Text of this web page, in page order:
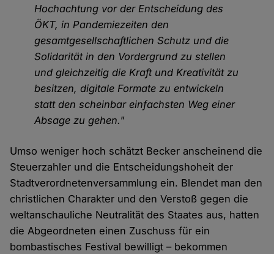
Hochachtung vor der Entscheidung des
ÖKT, in Pandemiezeiten den
gesamtgesellschaftlichen Schutz und die
Solidarität in den Vordergrund zu stellen
und gleichzeitig die Kraft und Kreativität zu
besitzen, digitale Formate zu entwickeln
statt den scheinbar einfachsten Weg einer
Absage zu gehen."
Umso weniger hoch schätzt Becker anscheinend die
Steuerzahler und die Entscheidungshoheit der
Stadtverordnetenversammlung ein. Blendet man den
christlichen Charakter und den Verstoß gegen die
weltanschauliche Neutralität des Staates aus, hatten
die Abgeordneten einen Zuschuss für ein
bombastisches Festival bewilligt – bekommen